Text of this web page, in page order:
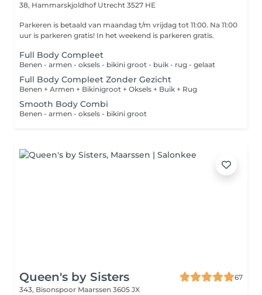
38, Hammarskjoldhof Utrecht 3527 HE
Parkeren is betaald van maandag t/m vrijdag tot 11:00. Na 11:00
uur is parkeren gratis! In het weekend is parkeren gratis.
Full Body Compleet
Benen - armen - oksels - bikini groot - buik - rug - gelaat
Full Body Compleet Zonder Gezicht
Benen + Armen + Bikinigroot + Oksels + Buik + Rug
Smooth Body Combi
Benen - armen - oksels - bikini groot
Queen's by Sisters
67
343, Bisonspoor Maarssen 3605 JX